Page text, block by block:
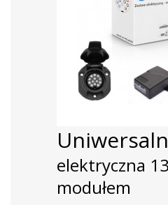
elektryczna
modułem